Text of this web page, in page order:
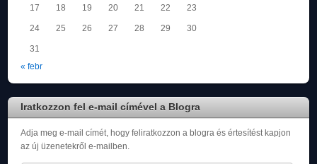
17 18 19 20 21 22 23
24 25 26 27 28 29 30
31
« febr
Iratkozzon fel e-mail címével a Blogra
Adja meg e-mail címét, hogy feliratkozzon a blogra és értesítést kapjon
az új üzenetekről e-mailben.